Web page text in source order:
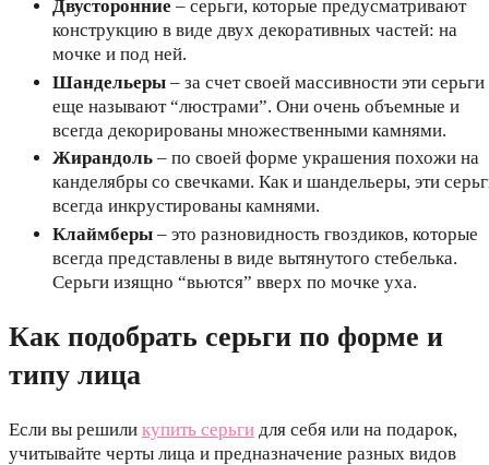
Двусторонние – серьги, которые предусматривают
конструкцию в виде двух декоративных частей: на
мочке и под ней.
Шандельеры – за счет своей массивности эти серьги
еще называют “люстрами”. Они очень объемные и
всегда декорированы множественными камнями.
Жирандоль – по своей форме украшения похожи на
канделябры со свечками. Как и шандельеры, эти
всегда инкрустированы камнями.
Клаймберы – это разновидность гвоздиков, которые
всегда представлены в виде вытянутого стебелька.
Серьги изящно “вьются” вверх по мочке уха.
Как подобрать серьги по форме и
типу лица
Если вы решили купить серьги для себя или на подарок,
учитывайте черты лица и предназначение разных видов